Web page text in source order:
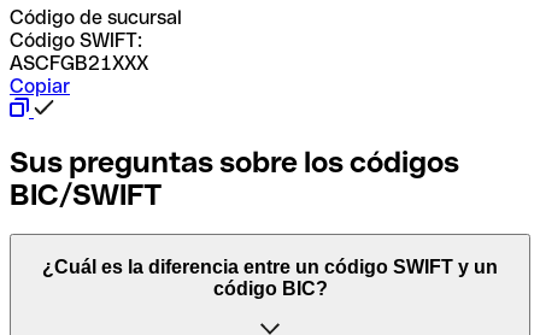
Código de sucursal
Código SWIFT:
ASCFGB21XXX
Copiar
Sus preguntas sobre los códigos
BIC/SWIFT
¿Cuál es la diferencia entre un código SWIFT y un
código BIC?